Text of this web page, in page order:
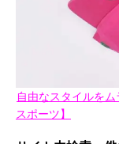
自由なスタイルを
スポーツ】